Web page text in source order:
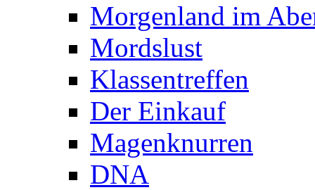
Morgenland im
Mordslust
Klassentreffen
Der Einkauf
Magenknurren
DNA